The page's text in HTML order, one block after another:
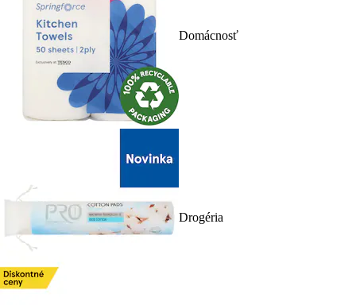
Domácnosť
Drogéria